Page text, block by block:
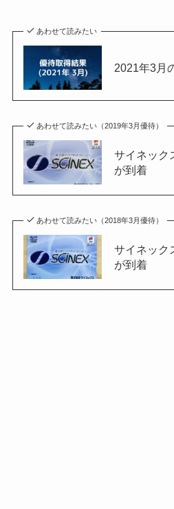
あわせて読みたい
2021年3月
あわせて読みたい（2019年3月優待）
サイネック
が到着
あわせて読みたい（2018年3月優待）
サイネック
が到着